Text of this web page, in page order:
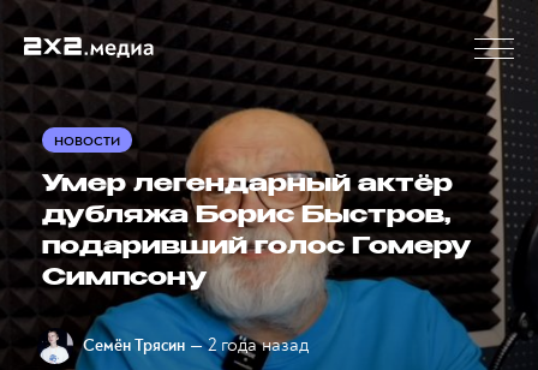
НОВОСТИ
Умер легендарный актёр
дубляжа Борис Быстров,
подаривший голос Гомеру
Симпсону
Семён Трясин — 2 года назад